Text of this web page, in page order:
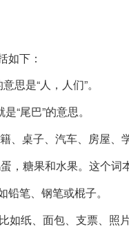
如下：
思是“人，人们”。
“尾巴”的意思。
、桌子、汽车、房屋、
，糖果和水果。这个词本
笔、钢笔或棍子。
如纸、面包、支票、照